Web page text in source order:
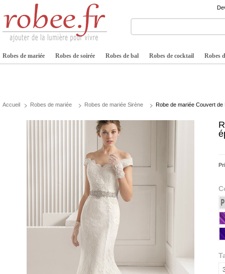
Robes de mariée Robes de soirée Robes de bal Robes de cocktail Robes
Accueil Robes de mariée Robes de mariée Sirène Robe de mariée Couvert de